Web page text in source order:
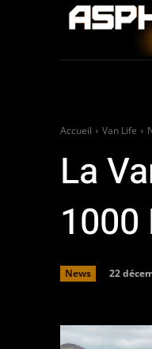
Accueil Van Life
La
1000
News 22